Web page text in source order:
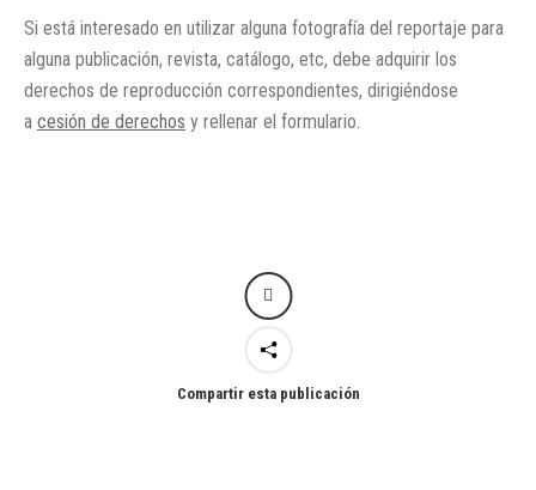
Si está interesado en utilizar alguna fotografía del reportaje para
alguna publicación, revista, catálogo, etc, debe adquirir los
derechos de reproducción correspondientes, dirigiéndose
a cesión de derechos y rellenar el formulario.
Compartir esta publicación